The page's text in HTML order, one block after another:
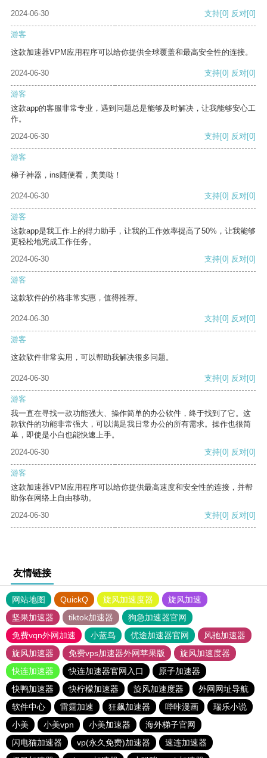
2024-06-30 支持[0] 反对[0]
游客
这款加速器VPM应用程序可以给你提供全球覆盖和最高安全性的连接。
2024-06-30 支持[0] 反对[0]
游客
这款app的客服非常专业，遇到问题总是能够及时解决，让我能够安心工
作。
2024-06-30
支持[0] 反对[0]
游客
梯子神器，ins随便看，美美哒！
2024-06-30 支持[0] 反对[0]
游客
这款app是我工作上的得力助手，让我的工作效率提高了50%，让我能够
更轻松地完成工作任务。
2024-06-30
支持[0] 反对[0]
游客
这款软件的价格非常实惠，值得推荐。
2024-06-30 支持[0] 反对[0]
游客
这款软件非常实用，可以帮助我解决很多问题。
2024-06-30 支持[0] 反对[0]
游客
我一直在寻找一款功能强大、操作简单的办公软件，终于找到了它。这
款软件的功能非常强大，可以满足我日常办公的所有需求。操作也很简
单，即使是小白也能快速上手。
2024-06-30
支持[0] 反对[0]
游客
这款加速器VPM应用程序可以给你提供最高速度和安全性的连接，并帮
助你在网络上自由移动。
2024-06-30
支持[0] 反对[0]
友情链接
网站地图 QuickQ 旋风加速度器
旋风加速
坚果加速器
tiktok加速器
狗急加速器官网
免费vqn外网加速
小蓝鸟 优途加速器官网
风驰加速器
旋风加速器
免费vps加速器外网苹果版
旋风加速度器
快连加速器
快连加速器官网入口
原子加速器
快鸭加速器
快柠檬加速器 旋风加速度器
外网网址导航
软件中心
雷霆加速 狂飙加速器 哔咔漫画
瑞乐小说
小美
小美vpn 小美加速器
海外梯子官网
闪电猫加速器
vp(永久免费)加速器
速连加速器